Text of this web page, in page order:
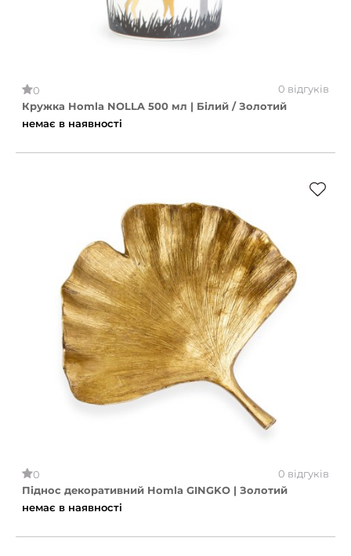
0
0 відгуків
Кружка Homla NOLLA 500 мл | Білий / Золотий
немає в наявності
0
0 відгуків
Піднос декоративний Homla GINGKO | Золотий
немає в наявності